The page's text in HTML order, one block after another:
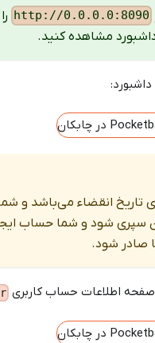
http://0.0.0.0:8090
مشاهده کنید.
تاریخ انقضاء می‌باشد و
سپری شود و شما حساب
صادر شود.
صفحه اطلاعات حساب کاربری